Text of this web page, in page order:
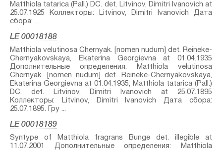
Matthiola tatarica (Pall.) DC.⁣ det. Litvinov, Dimitri Ivanovich at
25.07.1925 Коллекторы: Litvinov, Dimitri Ivanovich Дата
сбора: ...
LE 00018188
Matthiola velutinosa Chernyak. [nomen nudum]⁣ det. Reineke-
Chernyakovskaya, Ekaterina Georgievna at 01.04.1935
Дополнительные определения: Matthiola velutinosa
Chernyak. [nomen nudum]⁣ det. Reineke-Chernyakovskaya,
Ekaterina Georgievna at 01.04.1935; Matthiola tatarica (Pall.)
DC.⁣ det. Litvinov, Dimitri Ivanovich at 25.07.1895
Коллекторы: Litvinov, Dimitri Ivanovich Дата сбора:
25.07.1895. Гру ...
LE 00018189
Syntype of Matthiola fragrans Bunge⁣ det. illegible at
11.07.2001 Дополнительные определения: Matthiola